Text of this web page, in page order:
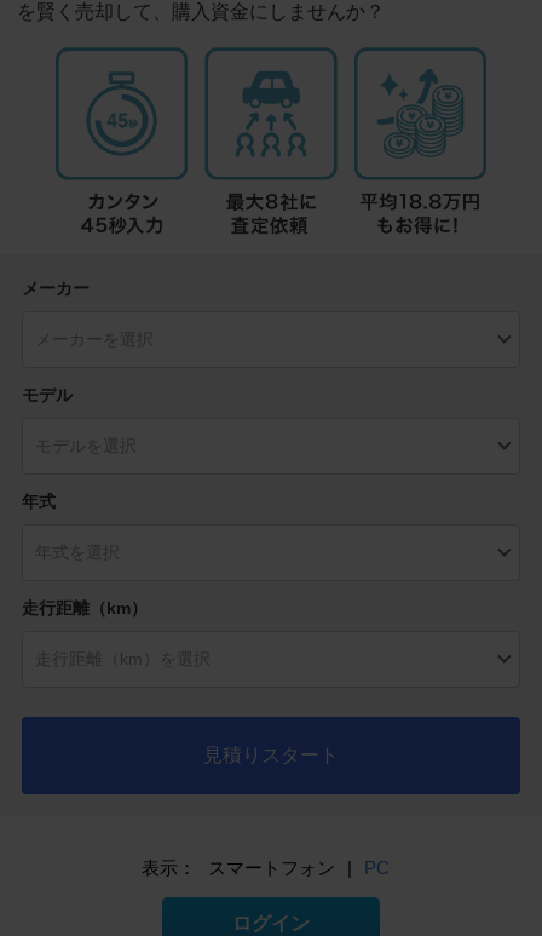
を賢く売却して、購入資金にしませんか？
メーカー
モデル
年式
走行距離（km）
見積りスタート
表示： スマートフォン | PC
ログイン